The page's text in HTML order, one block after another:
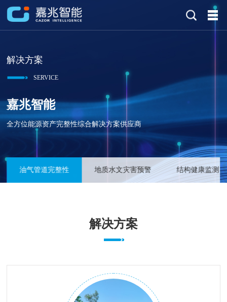
解决方案
SERVICE
嘉兆智能
全方位能源资产完整性综合解决方案供应商
油气管道完整性 地质水文灾害预警 结构健康监测
解决方案